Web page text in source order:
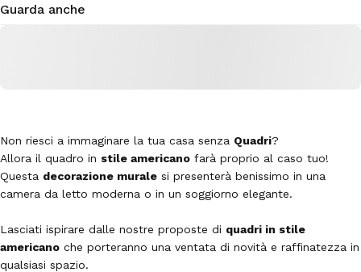
Guarda anche
Non riesci a immaginare la tua casa senza Quadri?
Allora il quadro in stile americano farà proprio al caso tuo!
Questa decorazione murale si presenterà benissimo in una
camera da letto moderna o in un soggiorno elegante.
Lasciati ispirare dalle nostre proposte di quadri in stile
americano che porteranno una ventata di novità e raffinatezza in
qualsiasi spazio.